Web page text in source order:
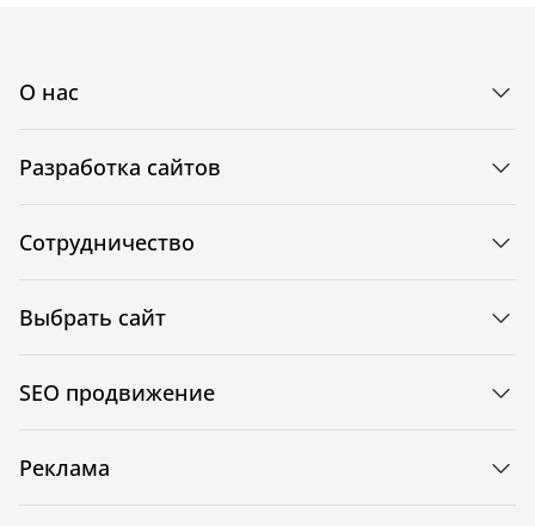
О нас
Разработка сайтов
Сотрудничество
Выбрать сайт
SEO продвижение
Реклама